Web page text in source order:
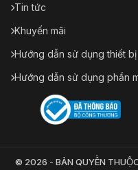
Tin tức
Khuyến mãi
Hướng dẫn sử dụng thiết bị
Hướng dẫn sử dụng phần
© 2026 - BẢN QUYỀN